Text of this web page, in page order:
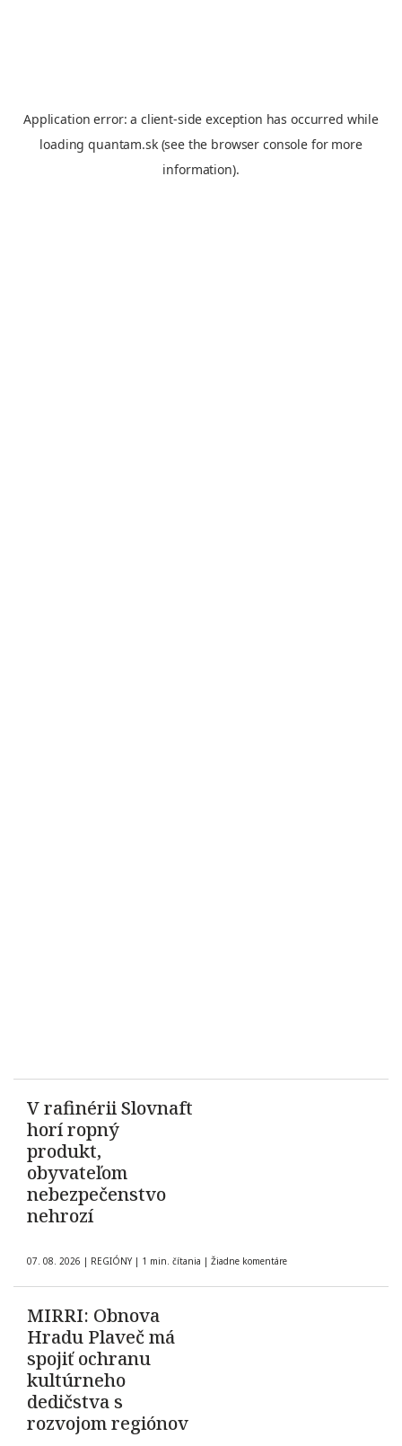
V rafinérii Slovnaft
horí ropný
produkt,
obyvateľom
nebezpečenstvo
nehrozí
07. 08. 2026 | REGIÓNY | 1 min. čítania | Žiadne komentáre
MIRRI: Obnova
Hradu Plaveč má
spojiť ochranu
kultúrneho
dedičstva s
rozvojom regiónov